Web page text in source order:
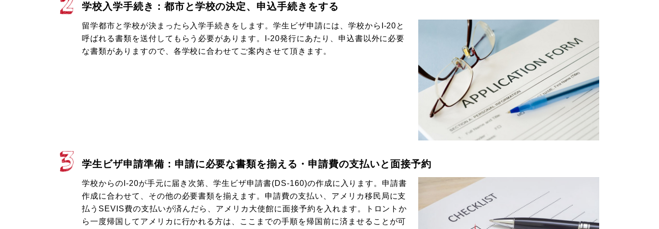
学校入学手続き：都市と学校の決定、申込手続きをする
留学都市と学校が決まったら入学手続きをします。学生ビザ申請には、学校からI-20と
呼ばれる書類を送付してもらう必要があります。I-20発行にあたり、申込書以外に必要
な書類がありますので、各学校に合わせてご案内させて頂きます。
学生ビザ申請準備：申請に必要な書類を揃える・申請費の支払いと面接予約
学校からのI-20が手元に届き次第、学生ビザ申請書(DS-160)の作成に入ります。申請書
作成に合わせて、その他の必要書類を揃えます。申請費の支払い、アメリカ移民局に支
払うSEVIS費の支払いが済んだら、アメリカ大使館に面接予約を入れます。トロントか
ら一度帰国してアメリカに行かれる方は、ここまでの手順を帰国前に済ませることが可